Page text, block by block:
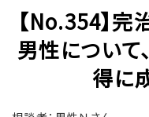
【No.354】
男性について
得に